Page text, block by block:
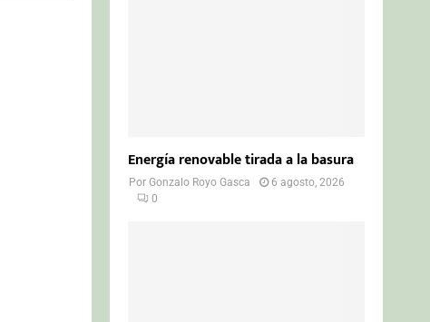
Energía renovable tirada a la basura
PorGonzalo Royo Gasca
6 agosto, 2026
0